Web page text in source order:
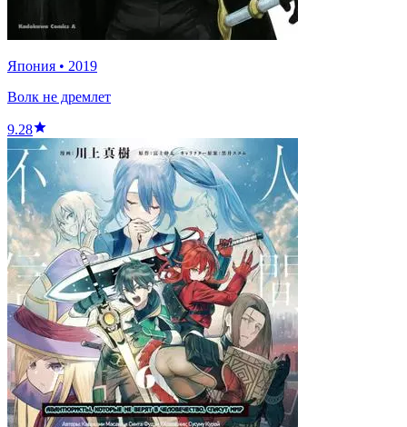
Япония • 2019
Волк не дремлет
9.28